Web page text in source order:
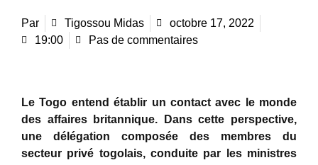
Par Tigossou Midas
octobre 17, 2022
19:00
Pas de commentaires
Le Togo entend établir un contact avec le monde
des affaires britannique. Dans cette perspective,
une délégation composée des membres du
secteur privé togolais, conduite par les ministres